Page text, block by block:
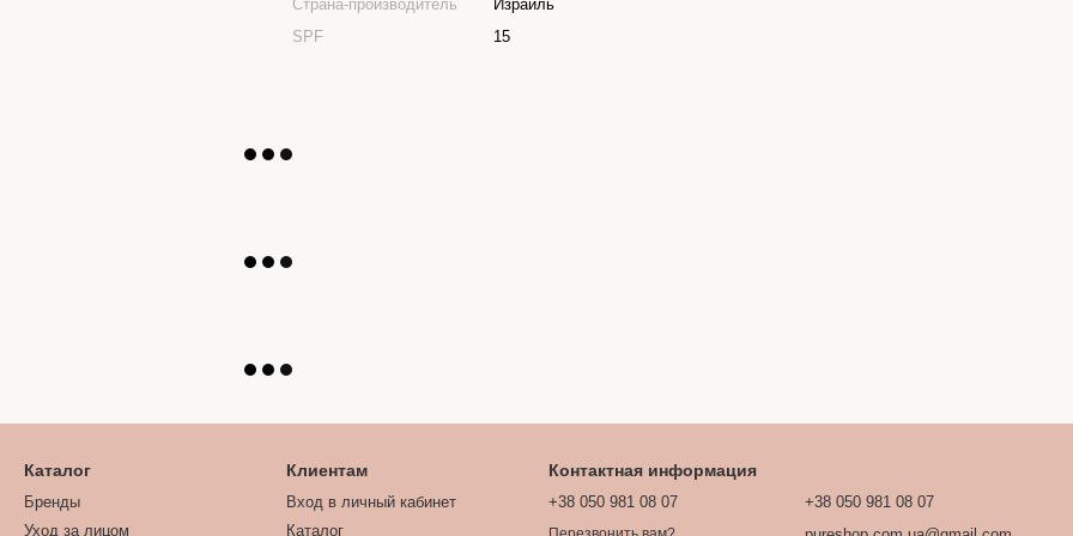
Страна-производитель
Израиль
SPF
15
Каталог
Бренды
Уход за лицом
Клиентам
Вход в личный кабинет
Каталог
Контактная информация
+38 050 981 08 07
+38 050 981 08 07